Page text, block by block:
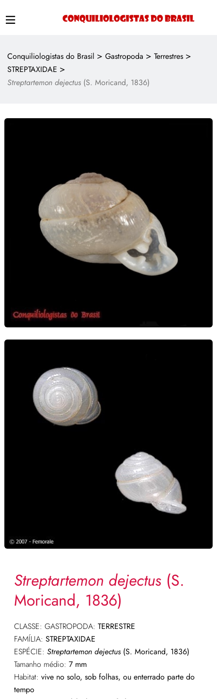
Conquiliologistas do Brasil > Gastropoda > Terrestres >
STREPTAXIDAE >
Streptartemon dejectus (S. Moricand, 1836)
Streptartemon dejectus (S.
Moricand, 1836)
CLASSE: GASTROPODA: TERRESTRE
FAMÍLIA: STREPTAXIDAE
ESPÉCIE: Streptartemon dejectus(S. Moricand, 1836)
Tamanho médio: 7 mm
Habitat: vive no solo, sob folhas, ou enterrado parte do
tempo